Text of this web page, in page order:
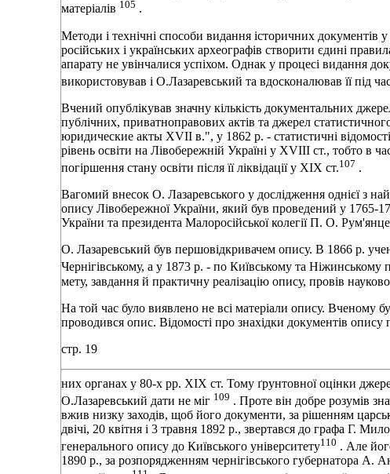
матерiалiв 105 .
Методи i технiчнi способи видання iсторичних документiв
росiйських i українських археографiв створити єдинi
апарату не увiнчалися успiхом. Однак у процесi видання
використовував i О.Лазаревський та вдосконалював її пiд
Вчений опублiкував значну кiлькiсть документальних
публiчних, приватноправових актiв та джерел
юридические акты XVII в.", у 1862 р. - статистичнi
рiвень освiти на Лiвобережнiй Українi у XVIII ст., тобто в
погiршення стану освiти пiсля її лiквiдацiї у XIX ст.107 .
Вагомий внесок О. Лазаревського у дослiдження однiєї з
опису Лiвобережної України, який був проведений у 1765-
України та президента Малоросiйської колегiї П. О.
О. Лазаревський був першовiдкривачем опису. В 1866 р.
Чернiгiвському, а у 1873 р. - по Київському та Нiжинському
мету, завдання й практичну реалiзацiю опису, провiв
На той час було виявлено не всi матерiали опису. Вченому
проводився опис. Вiдомостi про знахiдки документiв опису
стр. 19
них органах у 80-х pp. XIX ст. Тому ґрунтовної оцiнки
О.Лазаревський дати не мiг 109 . Проте вiн добре розумiв
вжив низку заходiв, щоб його документи, за рiшенням
двiчi, 20 квiтня i 3 травня 1892 p., звертався до графа Г.
генерального опису до Київського унiверситету110 . Але
1890 р., за розпорядженням чернiгiвського губернатора А.